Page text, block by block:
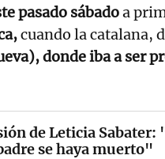
pasado sábadoa
cuando la catalana,
donde iba a ser
de Leticia Sabater:
se haya muerto"